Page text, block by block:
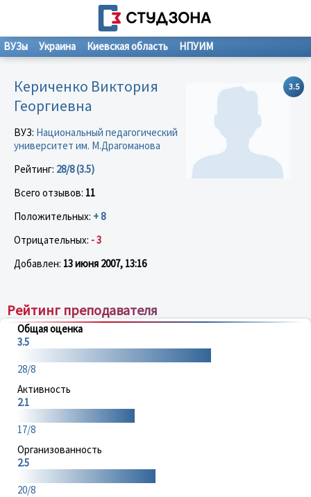
ВУЗы Украина Киевская область НПУИМ
3.5
Кериченко Виктория
Георгиевна
ВУЗ: Национальный педагогический
университет им. М.Драгоманова
Рейтинг: 28/8 (3.5)
Всего отзывов: 11
Положительных: + 8
Отрицательных: - 3
Добавлен: 13 июня 2007, 13:16
Рейтинг преподавателя
Общая оценка
3.5
28/8
Активность
2.1
17/8
Организованность
2.5
20/8